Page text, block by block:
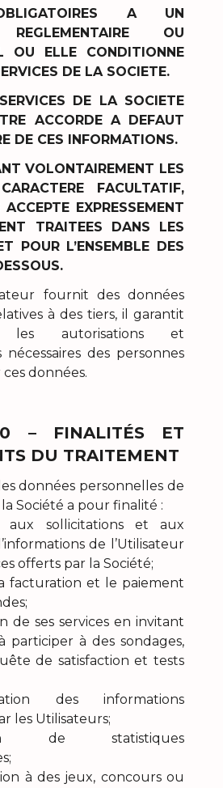
A UN
REGLEMENTAIRE OU
OU ELLE CONDITIONNE
DE LA SOCIETE.
DE LA SOCIETE
ACCORDE A DEFAUT
DE CES INFORMATIONS.
VOLONTAIREMENT LES
FACULTATIF,
ACCEPTE EXPRESSEMENT
TRAITEES DANS LES
POUR L’ENSEMBLE DES
fournit des données
à des tiers, il garantit
autorisations et
des personnes
données.
– FINALITÉS ET
DU TRAITEMENT
données personnelles de
la Société a pour finalité :
aux sollicitations et aux
de l’Utilisateur
offerts par la Société;
facturation et le paiement
de ses services en invitant
participer à des sondages,
de satisfaction et tests
des informations
les Utilisateurs;
de statistiques
à des jeux, concours ou